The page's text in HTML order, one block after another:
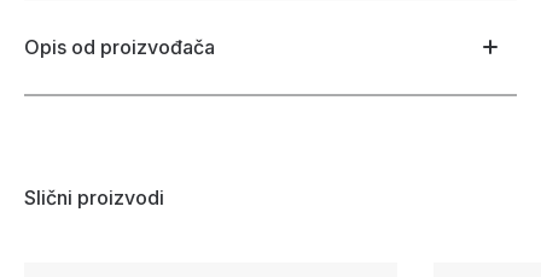
Opis od proizvođača
Slični proizvodi